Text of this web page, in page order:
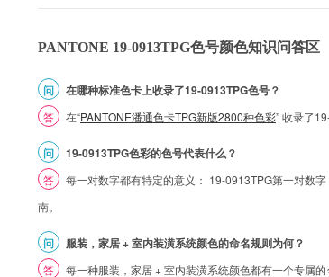
PANTONE 19-0913TPG色号颜色知识问答区
问 在哪种标准色卡上收录了19-0913TPG色号？
答 在“PANTONE潘通色卡TPG新版2800种色彩” 收录了
问 19-0913TPG色彩的色号代表什么？
答
每一对数字都有特定的意义： 19-0913TPG第一对数
南。
问 服装，家居 + 室内装潢系统颜色的命名规则为何？
答
每一种服装，家居 + 室内装潢系统颜色都有一个专属